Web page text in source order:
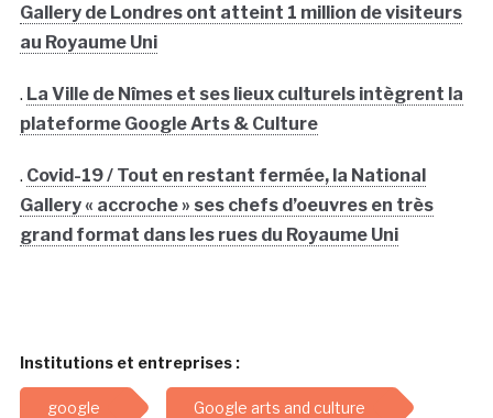
Gallery de Londres ont atteint 1 million de visiteurs
au Royaume Uni
. La Ville de Nîmes et ses lieux culturels intègrent la
plateforme Google Arts & Culture
. Covid-19 / Tout en restant fermée, la National
Gallery « accroche » ses chefs d’oeuvres en très
grand format dans les rues du Royaume Uni
Institutions et entreprises :
google Google arts and culture